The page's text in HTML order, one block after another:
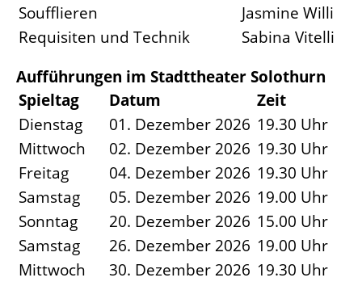
Soufflieren
Jasmine Willi
Requisiten und Technik
Sabina Vitelli
Aufführungen im Stadttheater Solothurn
Spieltag
Datum
Zeit
Dienstag
01. Dezember 2026 19.30 Uhr
Mittwoch
02. Dezember 2026 19.30 Uhr
Freitag
04. Dezember 2026 19.30 Uhr
Samstag
05. Dezember 2026 19.00 Uhr
Sonntag
20. Dezember 2026 15.00 Uhr
Samstag
26. Dezember 2026 19.00 Uhr
Mittwoch
30. Dezember 2026 19.30 Uhr